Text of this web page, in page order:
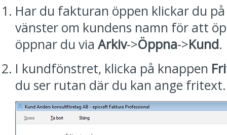
Har du fakturan öppen klickar du
vänster om kundens namn för att
öppnar du via Arkiv->Öppna->Kund.
I kundfönstret, klicka på knappen
du ser rutan där du kan ange fritext.